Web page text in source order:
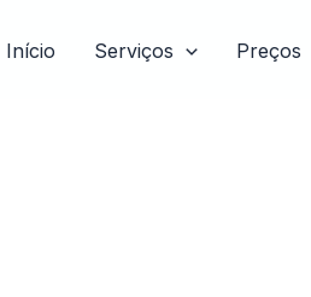
Início Serviços Preços